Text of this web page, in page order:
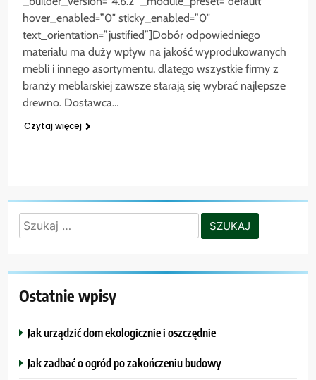
hover_enabled=”0″ sticky_enabled=”0″
text_orientation=”justified”]Dobór odpowiedniego
materiału ma duży wpływ na jakość wyprodukowanych
mebli i innego asortymentu, dlatego wszystkie firmy z
branży meblarskiej zawsze starają się wybrać najlepsze
drewno. Dostawca…
Czytaj więcej
Szukaj:
Ostatnie wpisy
Jak urządzić dom ekologicznie i oszczędnie
Jak zadbać o ogród po zakończeniu budowy